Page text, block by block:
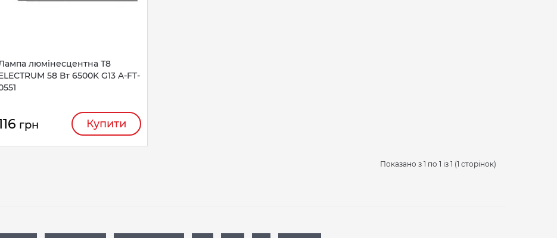
люмінесцентна Т8
58 Вт 6500K G13 A-FT-
грн Купити
Показано з 1 по 1 із 1 (1 сторінок)